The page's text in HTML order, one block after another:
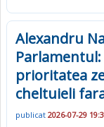
Alexandru
prioritatea
cheltuieli
publicat 2026-07-29